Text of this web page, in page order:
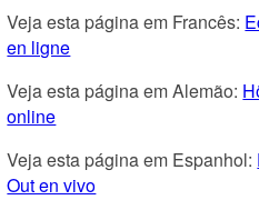
Veja esta página em Francês:
en ligne
Veja esta página em Alemão:
online
Veja esta página em Espanhol:
Out en vivo